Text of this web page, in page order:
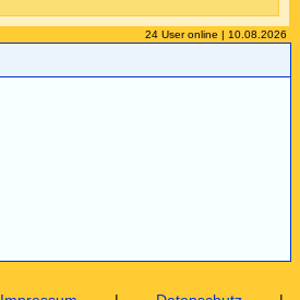
24 User online | 10.08.2026